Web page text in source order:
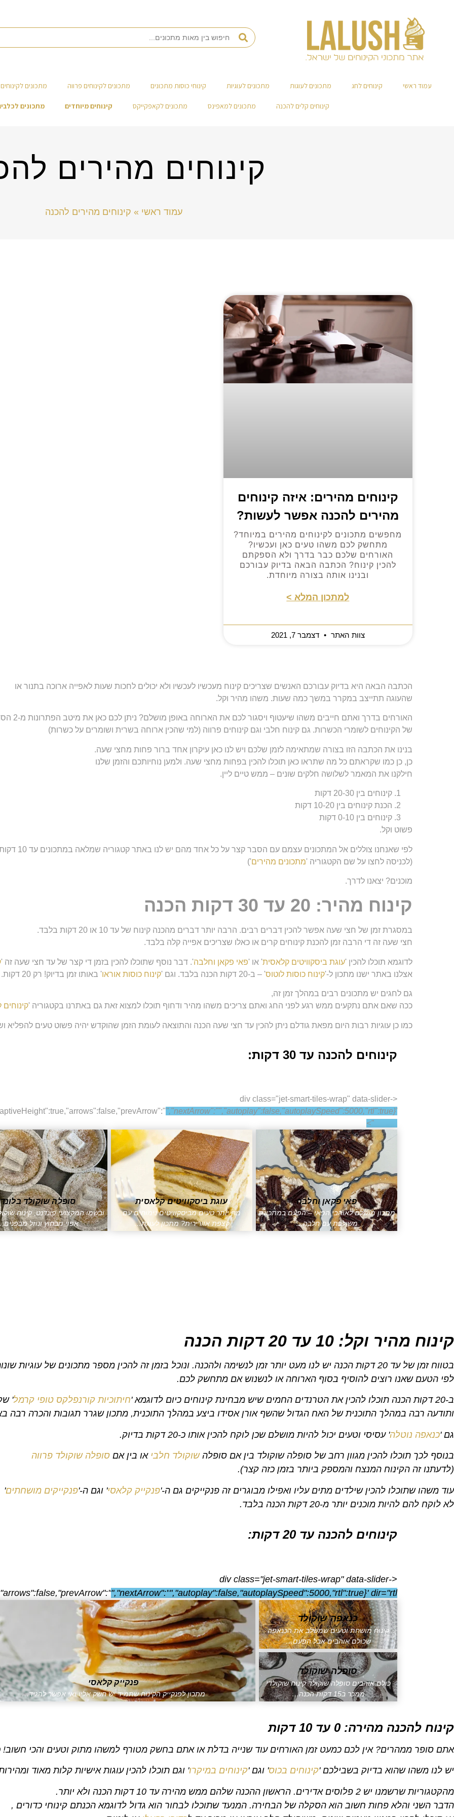
עמוד ראשי קינוחים לחג מתכונים לעוגות מתכונים לעוגיות קינוחי כוסות מתכונים מתכונים לקינוחים פרווה מתכונים
קינוחים קלים להכנה מתכונים למאפינס מתכונים לקאפקייקס קינוחים מיוחדים מתכונים
קינוחים מהירים
עמוד ראשי » קינוחים מהירים להכנה
קינוחים מהירים: איזה קינוחים
מהירים להכנה אפשר לעשות?
מחפשים מתכונים לקינוחים מהירים במיוחד?
מתחשק לכם משהו טעים כאן ועכשיו?
האורחים שלכם כבר בדרך ולא הספקתם
להכין קינוח? הכתבה הבאה בדיוק עבורכם
ובנינו אותה בצורה מיוחדת.
למתכון המלא >
צוות האתר דצמבר 7, 2021
הכתבה הבאה היא בדיוק עבורכם האנשים שצריכים קינוח מעכשיו לעכשיו ולא יכולים לחכות שעות לאפייה ארוכה בתנור או
שהעוגה תתייצב במקרר במשך כמה שעות. משהו מהיר וקל.
האורחים בדרך ואתם חייבים משהו שיעטוף ויסגור לכם את הארוחה באופן מושלם? ניתן לכם כאן את מיטב הפתרונות מ-2 הסוגים
של הקינוחים לשומרי הכשרות. גם קינוח חלבי וגם קינוחים פרווה (למי שהכין ארוחה בשרית ושומרים על כשרות)
בנינו את הכתבה הזו בצורה שמתאימה לזמן שלכם ויש לנו כאן עיקרון אחד ברור פחות מחצי שעה.
כן, כן כמו שקראתם כל מה שתראו כאן תוכלו להכין בפחות מחצי שעה. ולמען נוחיותכם והזמן שלנו
חילקנו את המאמר לשלושה חלקים שונים – ממש טיים ליין.
קינוחים בין 20-30 דקות
הכנת קינוחים בין 10-20 דקות
קינוחים בין 0-10 דקות
פשוט וקל.
לפי שאנחנו צוללים אל המתכונים עצמם עם הסבר קצר על כל אחד מהם יש לנו באתר קטגוריה שמלאה במתכונים עד 10 דקות.
(לכניסה לחצו על שם הקטגוריה 'מתכונים מהירים')
מוכנים? יצאנו לדרך.
קינוח מהיר: 20 עד 30 דקות הכנה
במסגרת זמן של חצי שעה אפשר להכין דברים רבים. הרבה יותר דברים מהכנה קינוח של עד 10 או 20 דקות בלבד.
חצי שעה זה די הרבה זמן להכנת קינוחים קרים או כאלו שצריכים אפייה קלה בלבד.
לדוגמא תוכלו להכין 'עוגת ביסקוויטים קלאסית' או 'פאי פקאן וחלבה'. דבר נוסף שתוכלו להכין בזמן די קצר של עד חצי שעה זה '
אצלנו באתר ישנו מתכון ל-'קינוח כוסות לוטוס' – ב-20 דקות הכנה בלבד. וגם ' קינוח כוסות אוראו' באותו זמן בדיוק! רק 20 דקות.
גם לחגים יש מתכונים רבים במהלך זמן זה,
ככה שאם אתם נתקעים ממש רגע לפני החג ואתם צריכים משהו מהיר ודחוף תוכלו למצוא זאת גם באתרנו בקטגוריה 'קינוחים
כמו כן עוגיות רבות היום מפאת גודלם ניתן להכין עד חצי שעה הכנה והתוצאה לעומת הזמן שהוקדש יהיה פשוט טעים להפליא
קינוחים להכנה עד 30 דקות:
<div class="jet-smart-tiles-wrap" data-slider-
","nextArrow":"","autoplay":false,"autoplaySpeed":5000,"rtl":true}'
פאי פקאן וחלבה
מתכון מושלם לאוהבי הפאי – הפעם במתכונת
משולבת עם חלבה…
עוגת ביסקוויטים קלאסית
מה יותר טעים מביסקוויטים נימוחים עם
קצפת אוורירית? מתכון לעוגת…
סופלה שוקולד
ובשמו המקצועי פונדנט, קינוח
אפוי מבחוץ ונוזל
קינוח מהיר וקל: 10 עד 20 דקות הכנה
בטווח זמן של עד 20 דקות הכנה יש לנו מעט יותר זמן לנשימה ולהכנה. ונוכל בזמן זה להכין מספר מתכונים של עוגיות שונות
לפי הטעם שאנו רוצים להוסיף בסוף הארוחה או לנשנוש אם מתחשק לכם.
ב-20 דקות הכנה תוכלו להכין את הטרנדים החמים שיש מבחינת קינוחים כיום לדוגמא ' חיתוכיות קורנפלקס טופי קרמל'
ותודעה רבה במהלך התוכנית של האח הגדול שהשף אורן אסידו ביצע במהלך התוכנית, מתכון שגרר תגובות והכרה רבה
גם 'כנאפה נוטלה' עסיסי וטעים יכול להיות מושלם שכן לוקח להכין אותו כ-20 דקות בדיוק.
בנוסף לכך תוכלו להכין מגוון רחב של סופלה שוקולד בין אם סופלהשוקולד חלבי או בין אם סופלה שוקולד פרווה
(לדעתנו זה הקינוח המנצח והמספק ביותר בזמן כזה קצר).
עוד משהו שתוכלו להכין שילדים מתים עליו ואפילו מבוגרים זה פנקייקים גם ה-'פנקייק קלאסי' וגם ה-'פנקייקים מושחתים'
לא לוקח להם להיות מוכנים יותר מ-20 דקות הכנה בלבד.
קינוחים להכנה עד 20 דקות:
<div class="jet-smart-tiles-wrap" data-slider-
","nextArrow":"","autoplay":false,"autoplaySpeed":5000,"rtl":true}' dir="rtl">
כנאפה שוקולד
קינוח מושחת וטעים שמשלב את הכנאפה
שכולם אוהבים אבל הפעם…
פנקייק קלאסי
מתכון לפנקייק הקינוח שתמיד יש חשק אליו ואי אפשר להגיד…
סופלה שוקולד
כולם אוהבים סופלה שוקולד קינוח שוקולדי
ממכר ב15 דקות הכנה…
קינוח להכנה מהירה: 0 עד 10 דקות
אתם סופר ממהרים? אין לכם כמעט זמן האורחים עוד שנייה בדלת או אתם בחשק מטורף למשהו מתוק וטעים והכי חשוב!
יש לנו משהו שהוא בדיוק בשבילכם 'קינוחים בכוס' וגם 'קינוחים במיקרו' וגם תוכלו להכין עוגות אישיות קלות מאוד
מהקטגוריות שרשמנו יש 2 פלוסים אדירים. הראשון ההכנה שלהם ממש מהירה עד 10 דקות הכנה ולא יותר.
הדבר השני והלא פחות חשוב הוא הסקלה של הבחירה. המנעד שתוכלו לבחור הוא גדול לדוגמא הכנתם קינוחי כדורים ,